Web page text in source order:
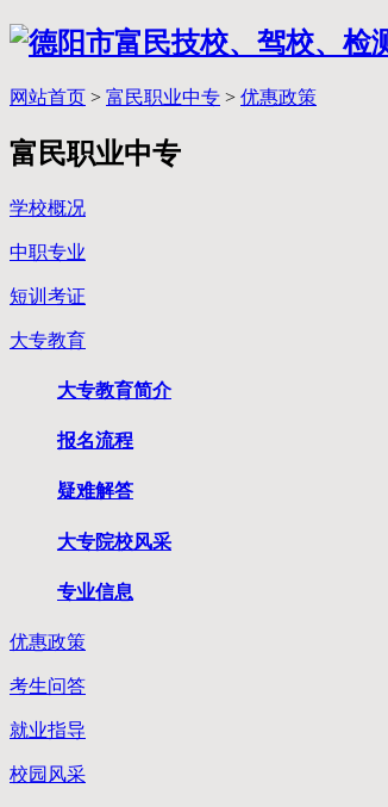
网站首页 > 富民职业中专 > 优惠政策
富民职业中专
学校概况
中职专业
短训考证
大专教育
大专教育简介
报名流程
疑难解答
大专院校风采
专业信息
优惠政策
考生问答
就业指导
校园风采